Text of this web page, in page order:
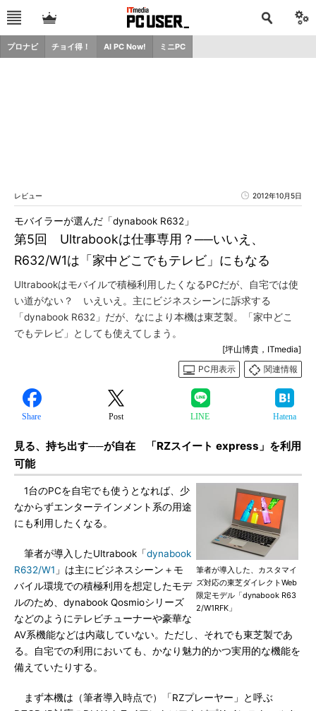
プロナビ チョイ得！ AI PC Now! ミニPC
レビュー 2012年10月5日
第5回 Ultrabookは仕事専用？──いいえ、
R632/W1は「家中どこでもテレビ」にもなる
モバイラーが選んだ「dynabook R632」
Ultrabookはモバイルで積極利用したくなるPCだが、自宅では使
い道がない？ いえいえ。主にビジネスシーンに訴求する
「dynabook R632」だが、なにより本機は東芝製。「家中どこ
でもテレビ」としても使えてしまう。
[坪山博貴，ITmedia]
PC用表示
関連情報
Share Post LINE Hatena
見る、持ち出す──が自在 「RZスイート express」を利用
可能
筆者が導入した、カスタマイ
ズ対応の東芝ダイレクトWeb
限定モデル「dynabook R63
2/W1RFK」
1台のPCを自宅でも使うとなれば、少
なからずエンターテインメント系の用途
にも利用したくなる。
筆者が導入したUltrabook「dynabook
R632/W1 」は主にビジネスシーン＋モ
バイル環境での積極利用を想定したモデ
ルのため、dynabook Qosmioシリーズ
などのようにテレビチューナーや豪華な
AV系機能などは内蔵していない。ただし、それでも東芝製であ
る。自宅での利用においても、かなり魅力的かつ実用的な機能を
備えていたりする。
まず本機は（筆者導入時点で）「RZプレーヤー」と呼ぶ